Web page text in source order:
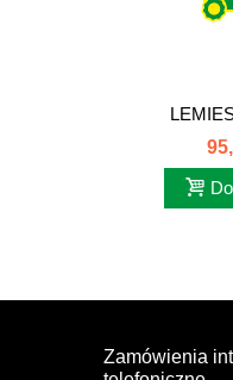
Zamówienia